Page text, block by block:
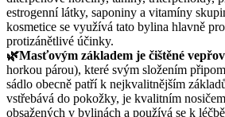
estrogenní látky, saponiny a vitamíny
kosmetice se využívá tato bylina hlavně
protizánětlivé účinky.
🌿Masťovým základem je čištěné
horkou párou), které svým složením
sádlo obecně patří k nejkvalitnějším
vstřebává do pokožky, je kvalitním
obsažených v bylinách a používá se k